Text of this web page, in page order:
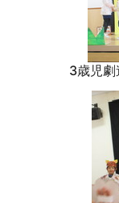
3歳児劇